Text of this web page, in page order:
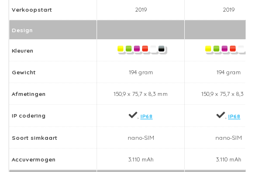
Verkoopstart 2019 2019
Design
Kleuren
Gewicht 194 gram 194 gram
Afmetingen 150,9 x 75,7 x 8,3 mm 150,9 x 75,7 x 8,3 mm
IP codering IP68 IP68
Soort simkaart nano-SIM nano-SIM
Accuvermogen 3.110 mAh 3.110 mAh